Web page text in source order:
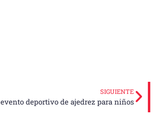
SIGUIENTE
deportivo de ajedrez para niños